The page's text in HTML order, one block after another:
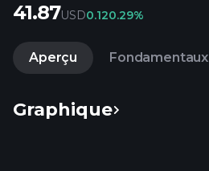
41.87USD0.120.29%
Aperçu Fondamentaux
Graphique